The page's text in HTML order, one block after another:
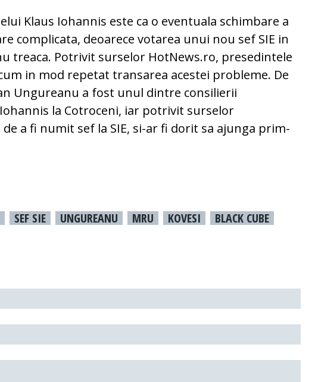
Klaus Iohannis este ca o eventuala schimbare a
complicata, deoarece votarea unui nou sef SIE in
treaca. Potrivit surselor HotNews.ro, presedintele
in mod repetat transarea acestei probleme. De
Ungureanu a fost unul dintre consilierii
la Cotroceni, iar potrivit surselor
a fi numit sef la SIE, si-ar fi dorit sa ajunga prim-
SEF SIE UNGUREANU MRU KOVESI
BLACK CUBE